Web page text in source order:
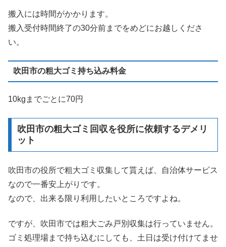
搬入には時間がかかります。
搬入受付時間終了の30分前までをめどにお越しくださ
い。
吹田市の粗大ゴミ持ち込み料金
10kgまでごとに70円
吹田市の粗大ゴミ回収を役所に依頼するデメリ
ット
吹田市の役所で粗大ゴミ収集して貰えば、自治体サービス
なので一番安上がりです。
なので、出来る限り利用したいところですよね。
ですが、吹田市では粗大ごみ戸別収集は行っていません。
ゴミ処理場まで持ち込むにしても、土日は受け付けてませ